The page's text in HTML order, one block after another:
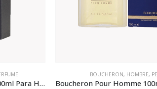
Abercrombie Fierce Cologne 100ml Para Hombre
BOUCHERON,HOMBRE,PERFUME